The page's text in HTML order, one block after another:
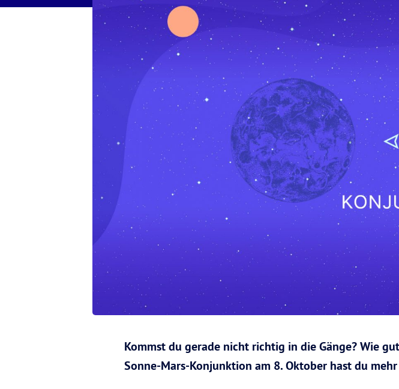
Kommst du gerade nicht richtig in die Gänge? Wie
Sonne-Mars-Konjunktion am 8. Oktober hast du